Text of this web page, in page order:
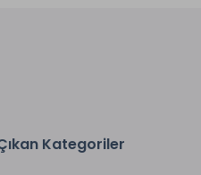
Kategoriler